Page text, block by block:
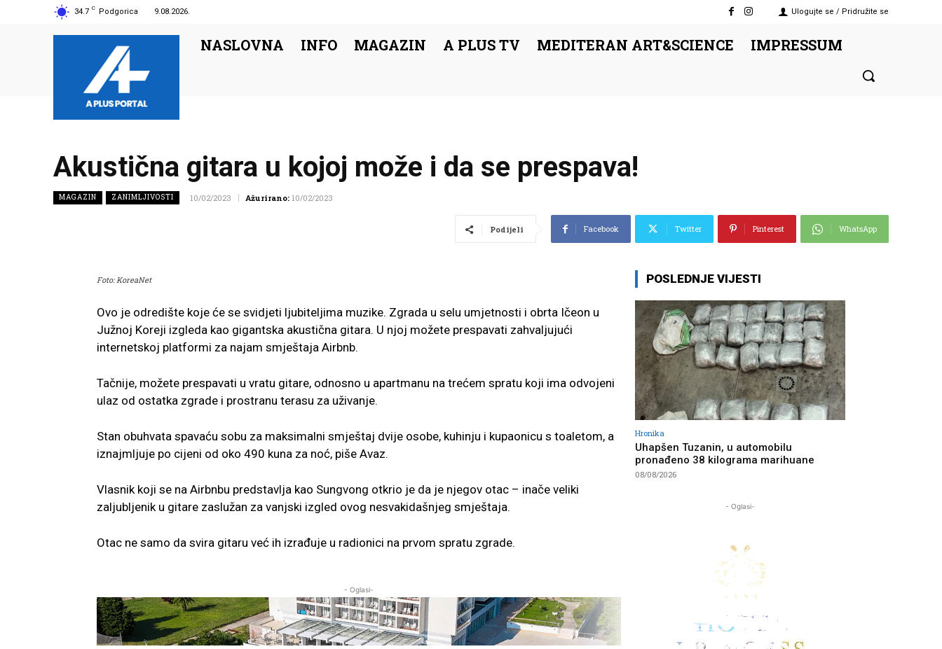
34.7 C Podgorica 9.08.2026. Ulogujte se / Pridružite se
NASLOVNA INFO MAGAZIN A PLUS TV MEDITERAN ART&SCIENCE IMPRESSUM
Akustična gitara u kojoj može i da se prespava!
MAGAZIN ZANIMLJIVOSTI 10/02/2023 Ažurirano: 10/02/2023
Podijeli Facebook Twitter Pinterest WhatsApp
Foto: KoreaNet
Ovo je odredište koje će se svidjeti ljubiteljima muzike. Zgrada u selu umjetnosti i obrta Ičeon u
Južnoj Koreji izgleda kao gigantska akustična gitara. U njoj možete prespavati zahvaljujući
internetskoj platformi za najam smještaja Airbnb.
Tačnije, možete prespavati u vratu gitare, odnosno u apartmanu na trećem spratu koji ima odvojeni
ulaz od ostatka zgrade i prostranu terasu za uživanje.
Stan obuhvata spavaću sobu za maksimalni smještaj dvije osobe, kuhinju i kupaonicu s toaletom, a
iznajmljuje po cijeni od oko 490 kuna za noć, piše Avaz.
Vlasnik koji se na Airbnbu predstavlja kao Sungvong otkrio je da je njegov otac – inače veliki
zaljubljenik u gitare zaslužan za vanjski izgled ovog nesvakidašnjeg smještaja.
Otac ne samo da svira gitaru već ih izrađuje u radionici na prvom spratu zgrade.
- Oglasi-
POSLEDNJE VIJESTI
Hronika
Uhapšen Tuzanin, u automobilu
pronađeno 38 kilograma marihuane
08/08/2026
- Oglasi-